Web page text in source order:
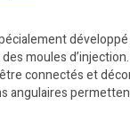
moules
connectés et
angulaires